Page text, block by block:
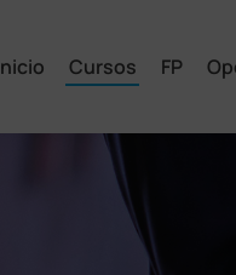
Cursos FP